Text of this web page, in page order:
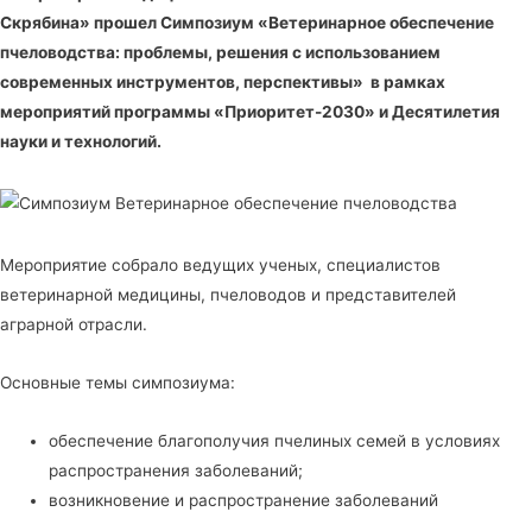
Скрябина» прошел Симпозиум «Ветеринарное обеспечение
пчеловодства: проблемы, решения с использованием
современных инструментов, перспективы» в рамках
мероприятий программы «Приоритет-2030» и Десятилетия
науки и технологий.
Мероприятие собрало ведущих ученых, специалистов
ветеринарной медицины, пчеловодов и представителей
аграрной отрасли.
Основные темы симпозиума:
обеспечение благополучия пчелиных семей в условиях
распространения заболеваний;
возникновение и распространение заболеваний